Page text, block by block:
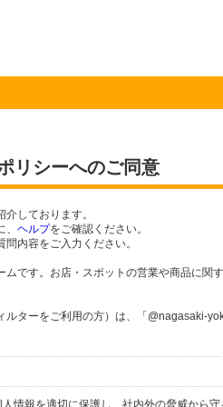
リシーへのご同意
介しております。
ヘルプをご確認ください。
問内容をご入力ください。
です。お店・スポットの営業や商品に関
ターをご利用の方）は、「@nagasaki-
情報を適切に保護し、社内外の脅威から